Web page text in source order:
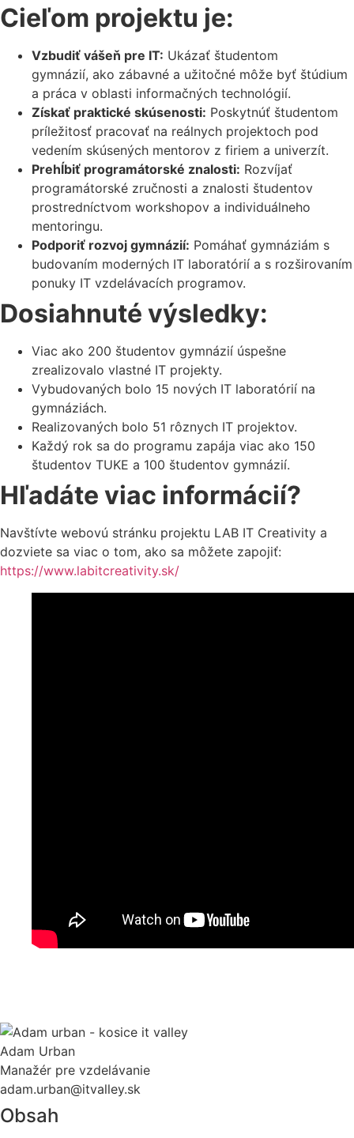
Cieľom projektu je:
Vzbudiť vášeň pre IT: Ukázať študentom
gymnázií, ako zábavné a užitočné môže byť štúdium
a práca v oblasti informačných technológií.
Získať praktické skúsenosti: Poskytnúť študentom
príležitosť pracovať na reálnych projektoch pod
vedením skúsených mentorov z firiem a univerzít.
Prehĺbiť programátorské znalosti: Rozvíjať
programátorské zručnosti a znalosti študentov
prostredníctvom workshopov a individuálneho
mentoringu.
Podporiť rozvoj gymnázií: Pomáhať gymnáziám s
budovaním moderných IT laboratórií a s rozširovaním
ponuky IT vzdelávacích programov.
Dosiahnuté výsledky:
Viac ako 200 študentov gymnázií úspešne
zrealizovalo vlastné IT projekty.
Vybudovaných bolo 15 nových IT laboratórií na
gymnáziách.
Realizovaných bolo 51 rôznych IT projektov.
Každý rok sa do programu zapája viac ako 150
študentov TUKE a 100 študentov gymnázií.
Hľadáte viac informácií?
Navštívte webovú stránku projektu LAB IT Creativity a
dozviete sa viac o tom, ako sa môžete zapojiť:
https://www.labitcreativity.sk/
Adam Urban
Manažér pre vzdelávanie
adam.urban@itvalley.sk
Obsah